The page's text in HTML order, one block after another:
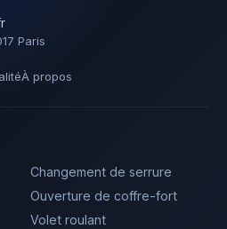
Paris
À propos
Changement de serrure
Ouverture de coffre-fort
Volet roulant